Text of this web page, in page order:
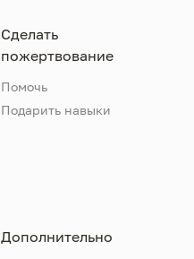
Сделать
пожертвование
Помочь
Подарить навыки
Дополнительно